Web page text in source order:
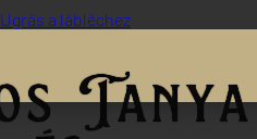
Ugrás a lábléchez